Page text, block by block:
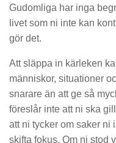
Gudomliga har inga
livet som ni inte kan
gör det.
Att släppa in kärleken
människor, situationer
snarare än att ge så
föreslår inte att ni ska
att ni tycker om saker ni
skifta fokus. Om ni stod